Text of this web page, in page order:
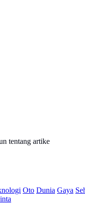
tentang artikel ini...
Oto Dunia Gaya